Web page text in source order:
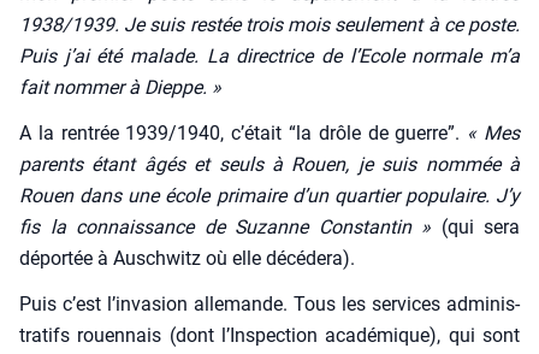
1938/1939. Je suis res­tée trois mois seule­ment à ce poste.
Puis j’ai été malade. La direc­trice de l’Ecole nor­male m’a
fait nom­mer à Dieppe. »
A la ren­trée 1939/1940, c’était “la drôle de guerre”. « Mes
parents étant âgés et seuls à Rouen, je suis nom­mée à
Rouen dans une école pri­maire d’un quar­tier popu­laire. J’y
fis la connais­sance de Suzanne Constan­tin » (qui sera
dépor­tée à Ausch­witz où elle décé­de­ra).
Puis c’est l’invasion alle­mande. Tous les ser­vices admi­nis­
tra­tifs rouen­nais (dont l’Inspection aca­dé­mique), qui sont